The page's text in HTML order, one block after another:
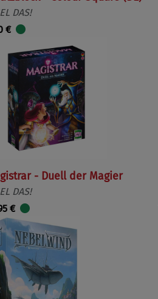
DAS!
€
- Duell der Magier
DAS!
€